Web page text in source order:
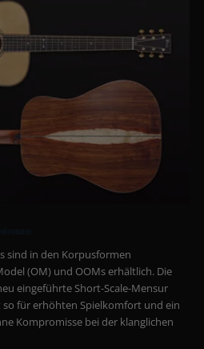
sind in den Korpusformen
(OM) und OOMs erhältlich. Die
eingeführte Short-Scale-Mensur
so für erhöhten Spielkomfort und ein
Kompromisse bei der klanglichen